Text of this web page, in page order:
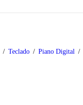
Teclado Piano Digital